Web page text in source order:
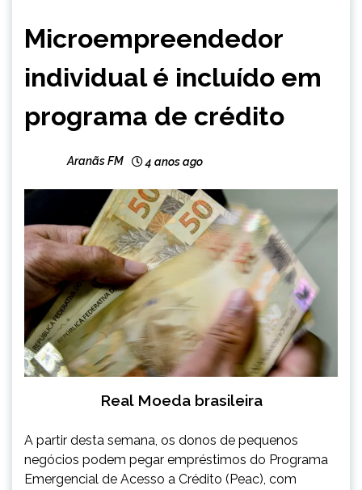
NOTÍCIAS
Microempreendedor
individual é incluído em
programa de crédito
Aranãs FM 4 anos ago
Real Moeda brasileira
A partir desta semana, os donos de pequenos
negócios podem pegar empréstimos do Programa
Emergencial de Acesso a Crédito (Peac), com